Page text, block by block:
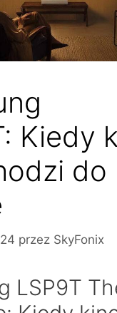
Kiedy
do
przez SkyFonix
LSP9T